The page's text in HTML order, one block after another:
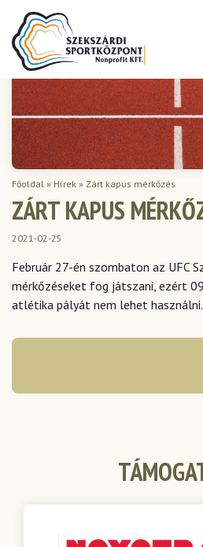
Főoldal » Hírek » Zárt kapus mérkőzés
ZÁRT KAPUS
2021-02-25
Február 27-én szombaton az UFC
mérkőzéseket fog játszani, ezért
atlétika pályát nem lehet